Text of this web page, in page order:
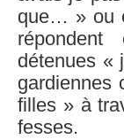
que… » ou
répondent
détenues «
gardiennes
filles » à
fesses.